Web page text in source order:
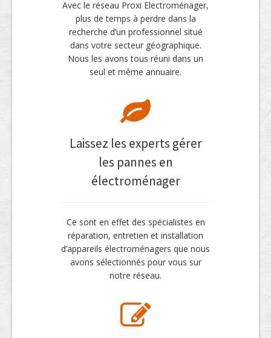
Avec le réseau Proxi Electroménager,
plus de temps à perdre dans la
recherche d’un professionnel situé
dans votre secteur géographique.
Nous les avons tous réuni dans un
seul et même annuaire.
Laissez les experts gérer
les pannes en
électroménager
Ce sont en effet des spécialistes en
réparation, entretien et installation
d’appareils électroménagers que nous
avons sélectionnés pour vous sur
notre réseau.